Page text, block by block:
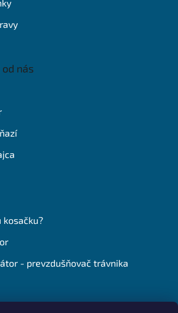
nás
kosačku?
- prevzdušňovač trávnika